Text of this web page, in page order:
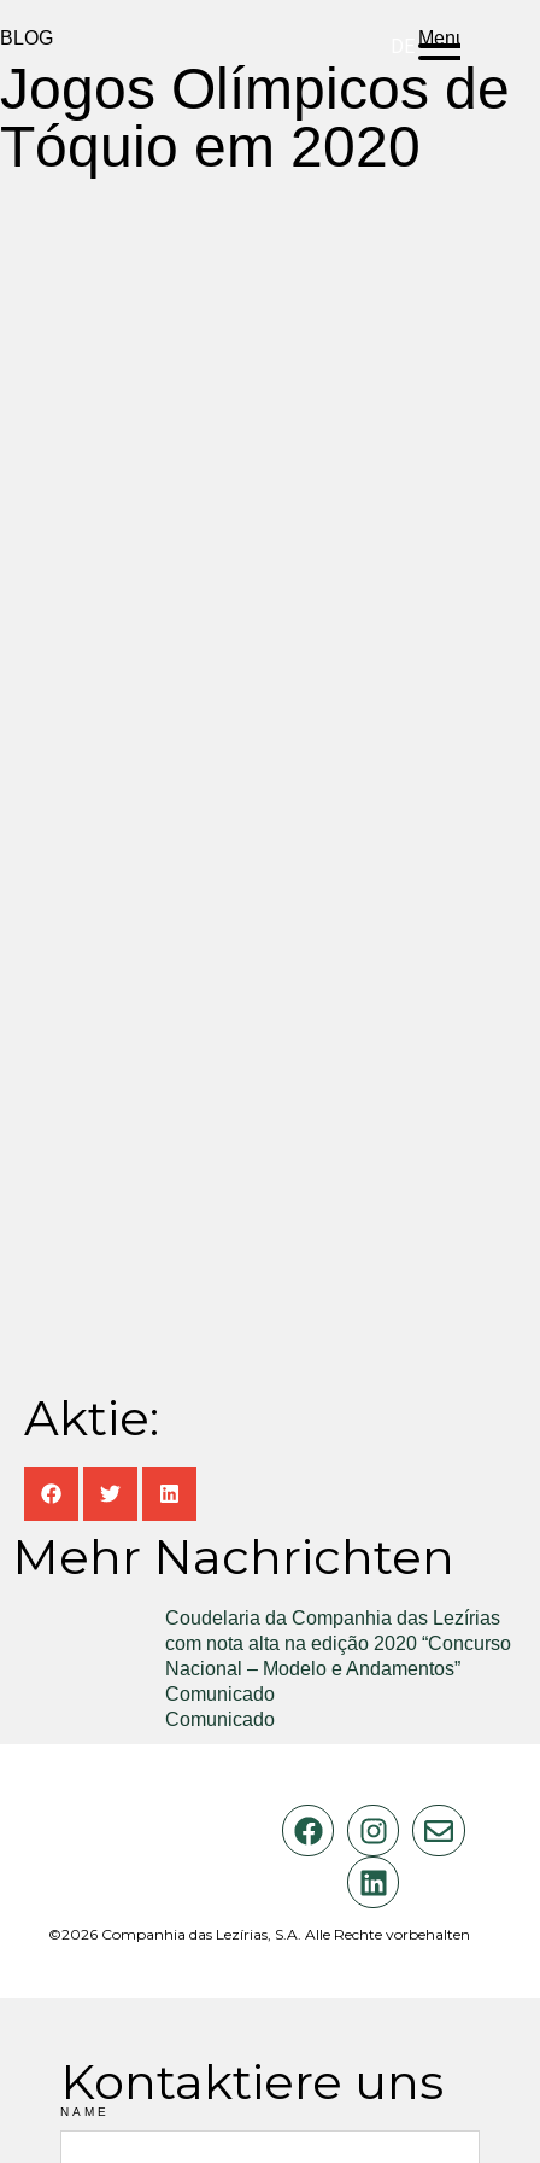
Menu
BLOG
Jogos Olímpicos de
Tóquio em 2020
Aktie:
Mehr Nachrichten
Coudelaria da Companhia das Lezírias
com nota alta na edição 2020 “Concurso
Nacional – Modelo e Andamentos”
Comunicado
Comunicado
©2026 Companhia das Lezírias, S.A. Alle Rechte vorbehalten
Kontaktiere uns
NAME